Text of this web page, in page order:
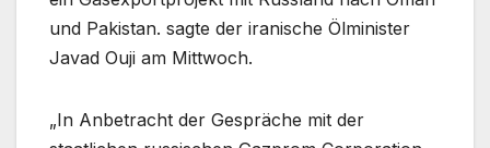
und Pakistan. sagte der iranische Ölminister
Javad Ouji am Mittwoch.
„In Anbetracht der Gespräche mit der